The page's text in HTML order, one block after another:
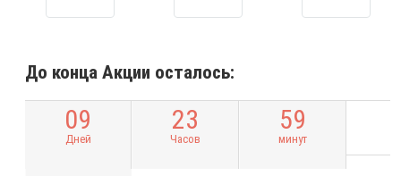
До конца Акции осталось:
09
Дней
23
Часов
59
минут